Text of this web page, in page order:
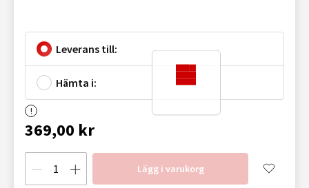
Leverans till:
Hämta i:
369,00 kr
Lägg i varukorg